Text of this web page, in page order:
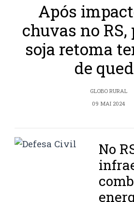
Após
chuvas no RS,
soja retoma
de
GLOBO RURAL
09 MAI 2024
No